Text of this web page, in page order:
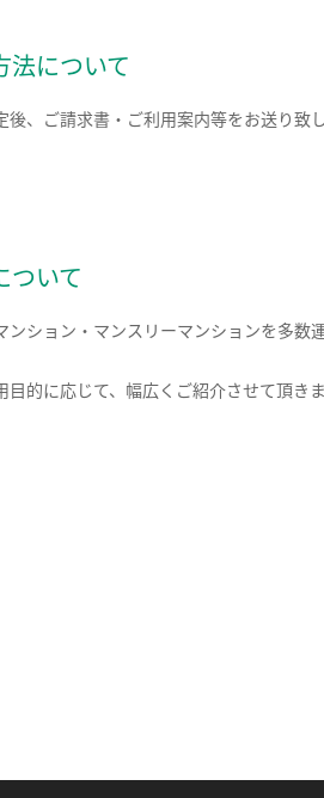
法について
後、ご請求書・ご利用案内等をお送り致し
ついて
ンション・マンスリーマンションを多数
目的に応じて、幅広くご紹介させて頂きま